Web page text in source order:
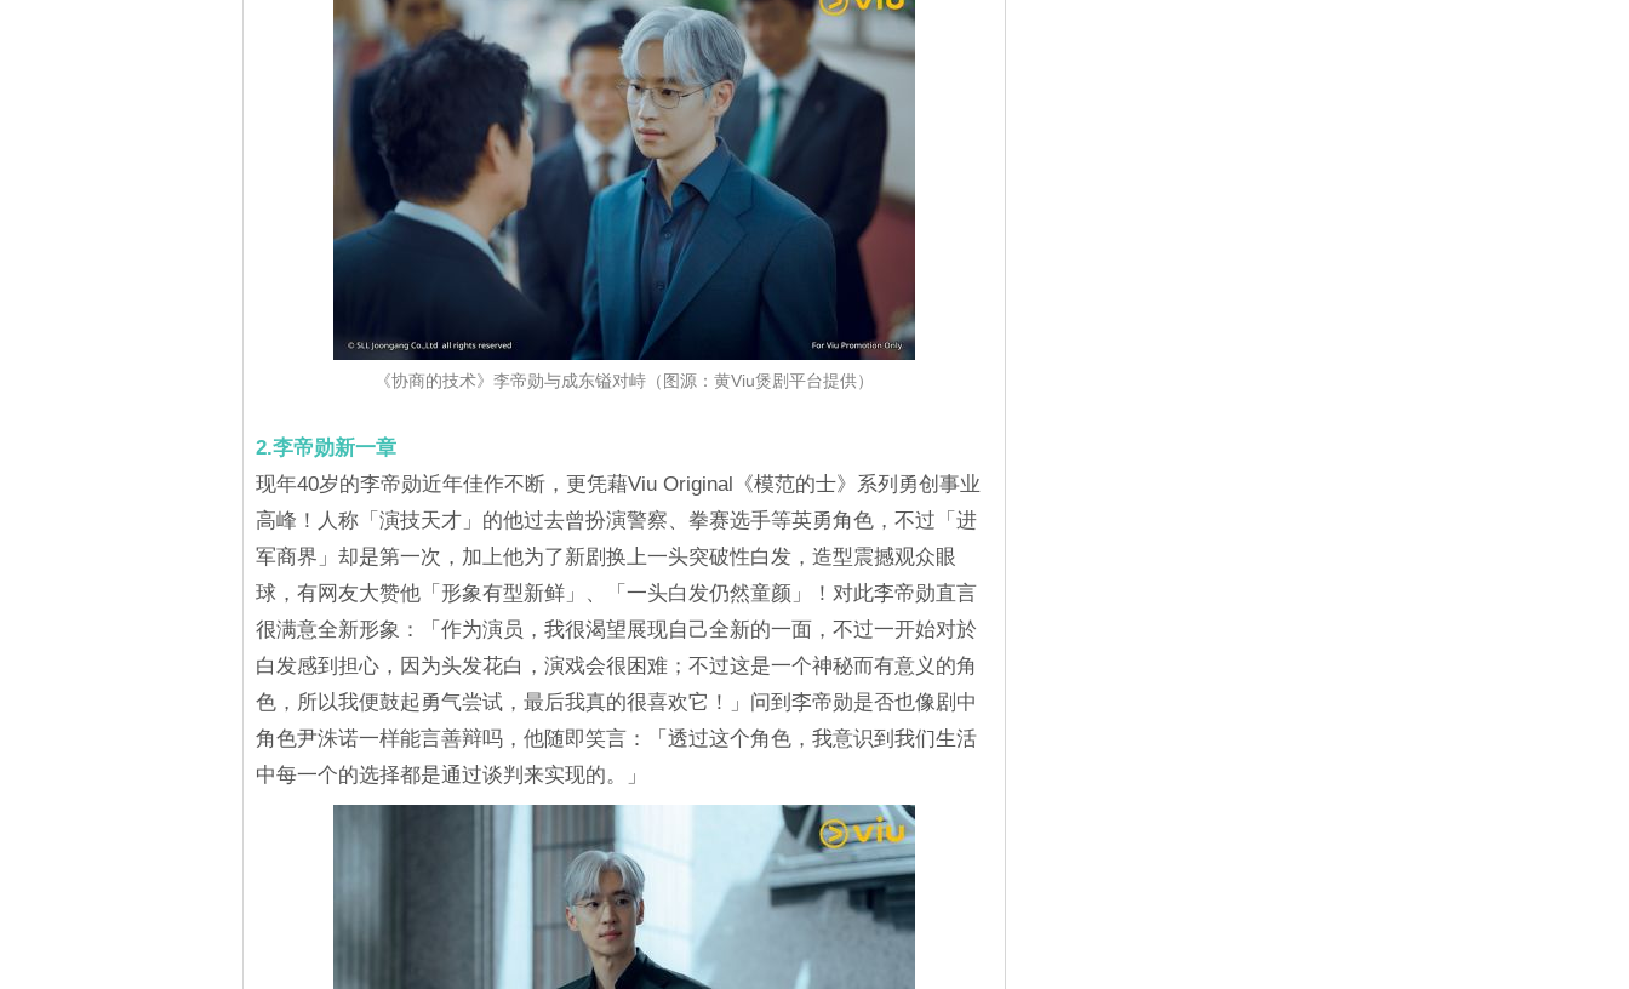
《协商的技术》李帝勋与成东镒对峙（图源：黄Viu煲剧平台提供）
2.李帝勋新一章
现年40岁的李帝勋近年佳作不断，更凭藉Viu Original《模范的士》系列勇创事业
高峰！人称「演技天才」的他过去曾扮演警察、拳赛选手等英勇角色，不过「进
军商界」却是第一次，加上他为了新剧换上一头突破性白发，造型震撼观众眼
球，有网友大赞他「形象有型新鲜」、「一头白发仍然童颜」！对此李帝勋直言
很满意全新形象：「作为演员，我很渴望展现自己全新的一面，不过一开始对於
白发感到担心，因为头发花白，演戏会很困难；不过这是一个神秘而有意义的角
色，所以我便鼓起勇气尝试，最后我真的很喜欢它！」问到李帝勋是否也像剧中
角色尹洙诺一样能言善辩吗，他随即笑言：「透过这个角色，我意识到我们生活
中每一个的选择都是通过谈判来实现的。」